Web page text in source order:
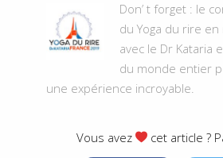
Don’ t forget : le
du Yoga du rire
avec le Dr Kataria
du monde entier
une expérience incroyable.
Vous avez
cet article ?